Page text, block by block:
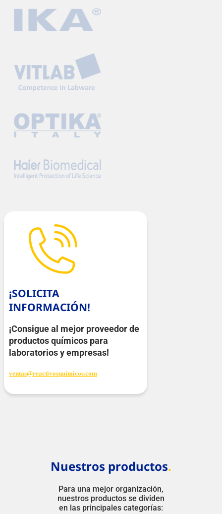
¡SOLICITA
INFORMACIÓN!
¡Consigue al mejor proveedor de
productos químicos para
laboratorios y empresas!
ventas@reactivosquimicos.com
Nuestros productos.
Para una mejor organización,
nuestros productos se dividen
en las principales categorías: